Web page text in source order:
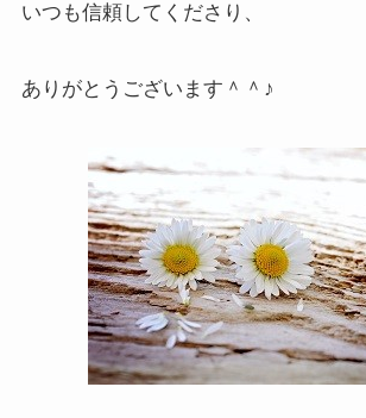
いつも信頼してくださり、
ありがとうございます＾＾♪